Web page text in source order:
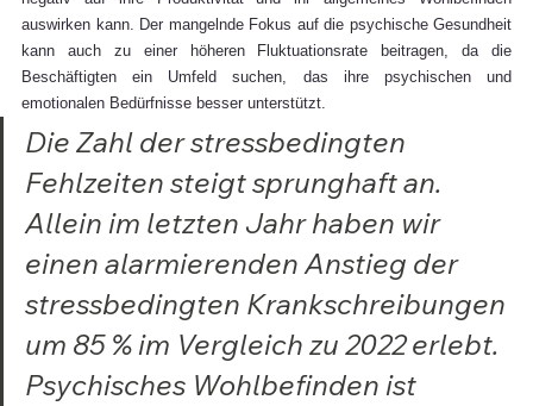
auswirken kann. Der mangelnde Fokus auf die psychische Gesundheit
kann auch zu einer höheren Fluktuationsrate beitragen, da die
Beschäftigten ein Umfeld suchen, das ihre psychischen und
emotionalen Bedürfnisse besser unterstützt.
Die Zahl der stressbedingten
Fehlzeiten steigt sprunghaft an.
Allein im letzten Jahr haben wir
einen alarmierenden Anstieg der
stressbedingten Krankschreibungen
um 85 % im Vergleich zu 2022 erlebt.
Psychisches Wohlbefinden ist